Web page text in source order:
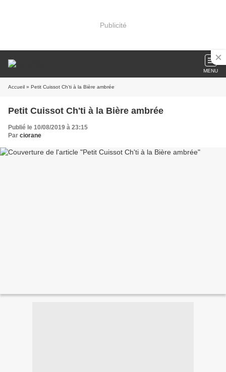
Publicité
MENU
Accueil » Petit Cuissot Ch'ti à la Bière ambrée
Petit Cuissot Ch'ti à la Bière ambrée
Publié le 10/08/2019 à 23:15
Par ciorane